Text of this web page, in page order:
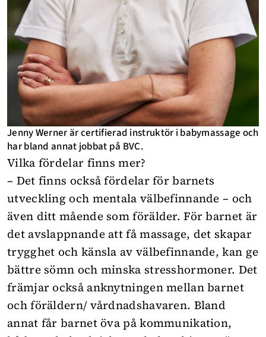
Jenny Werner är certifierad instruktör i babymassage och
har bland annat jobbat på BVC.
Vilka fördelar finns mer?
– Det finns också fördelar för barnets
utveckling och mentala välbefinnande – och
även ditt mående som förälder. För barnet är
det avslappnande att få massage, det skapar
trygghet och känsla av välbefinnande, kan ge
bättre sömn och minska stresshormoner. Det
främjar också anknytningen mellan barnet
och föräldern/ vårdnadshavaren. Bland
annat får barnet öva på kommunikation,